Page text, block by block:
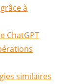
à
ChatGPT
similaires